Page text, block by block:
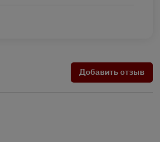
Добавить отзыв